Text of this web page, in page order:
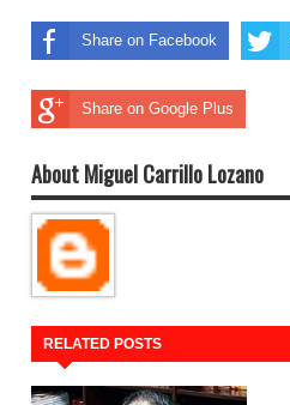
Share on Facebook
Share on Google Plus
About Miguel Carrillo Lozano
RELATED POSTS